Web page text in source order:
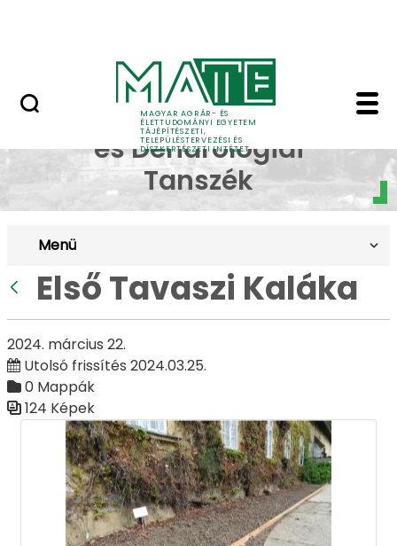
MAGYAR AGRÁR- ÉS
ÉLETTUDOMÁNYI EGYETEM
TÁJÉPÍTÉSZETI,
TELEPÜLÉSTERVEZÉSI ÉS
DÍSZKERTÉSZETI INTÉZET
Első Tavaszi Kaláka
Dísznövénytermesztési
és Dendrológiai
Tanszék
Menü
Első Tavaszi Kaláka
2024. március 22.
Utolsó frissítés 2024.03.25.
0 Mappák
124 Képek
Médiatár